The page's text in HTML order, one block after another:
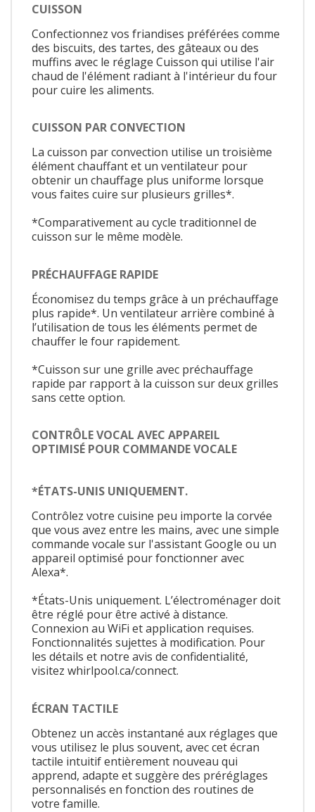
CUISSON
Confectionnez vos friandises préférées comme
des biscuits, des tartes, des gâteaux ou des
muffins avec le réglage Cuisson qui utilise l'air
chaud de l'élément radiant à l'intérieur du four
pour cuire les aliments.
CUISSON PAR CONVECTION
La cuisson par convection utilise un troisième
élément chauffant et un ventilateur pour
obtenir un chauffage plus uniforme lorsque
vous faites cuire sur plusieurs grilles*.
*Comparativement au cycle traditionnel de
cuisson sur le même modèle.
PRÉCHAUFFAGE RAPIDE
Économisez du temps grâce à un préchauffage
plus rapide*. Un ventilateur arrière combiné à
l’utilisation de tous les éléments permet de
chauffer le four rapidement.
*Cuisson sur une grille avec préchauffage
rapide par rapport à la cuisson sur deux grilles
sans cette option.
CONTRÔLE VOCAL AVEC APPAREIL
OPTIMISÉ POUR COMMANDE VOCALE
*ÉTATS-UNIS UNIQUEMENT.
Contrôlez votre cuisine peu importe la corvée
que vous avez entre les mains, avec une simple
commande vocale sur l'assistant Google ou un
appareil optimisé pour fonctionner avec
Alexa*.
*États-Unis uniquement. L’électroménager doit
être réglé pour être activé à distance.
Connexion au WiFi et application requises.
Fonctionnalités sujettes à modification. Pour
les détails et notre avis de confidentialité,
visitez whirlpool.ca/connect.
ÉCRAN TACTILE
Obtenez un accès instantané aux réglages que
vous utilisez le plus souvent, avec cet écran
tactile intuitif entièrement nouveau qui
apprend, adapte et suggère des préréglages
personnalisés en fonction des routines de
votre famille.